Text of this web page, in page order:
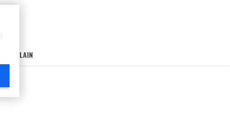
LAIN-LAIN